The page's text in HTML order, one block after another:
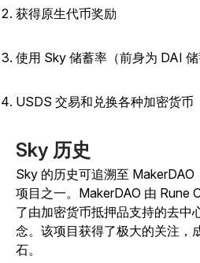
获得原生代币奖励
使用 Sky 储蓄率（前身为 DAI 储
USDS 交易和兑换各种加密货币
Sky 历史
Sky 的历史可追溯至
项目之一。MakerDAO 由 Rune
了由加密货币抵押品支持的去中
念。该项目获得了极大的关注，
石。